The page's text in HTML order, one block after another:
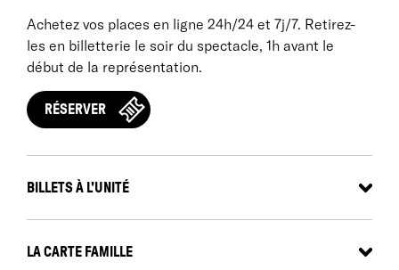
Achetez vos places en ligne 24h/24 et 7j/7. Retirez-
les en billetterie le soir du spectacle, 1h avant le
début de la représentation.
RÉSERVER
BILLETS À L'UNITÉ
- de 18 ans: 6 €
LA CARTE FAMILLE